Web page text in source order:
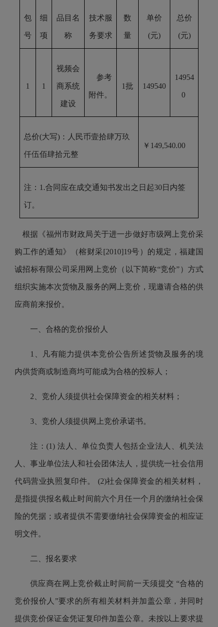
包
号
细
项
品目名
称
技术服
务要求
数
量
单价
(元)
总价
(元)
1 1
视频会
商系统
建设
参考
附件。
1批 149540
14954
0
总价(大写)：人民币壹拾肆万玖
仟伍佰肆拾元整
￥ 149,540.00
注： 1.合同应在成交通知书发出之日起30日内签
订。
根据 《福州市财政局关于进一步做好市级网上竞价采
购工作的通知》 （榕财采[2010]19号）的规定，福建国
诚招标有限公司采用网上竞价（以下简称“竞价”）方式
组织实施本次货物及服务的网上竞价 ，现邀请合格的供
应商前来报价。
一、合格的竞价报价人
1、 凡有能力提供本竞价公告所述货物及服务的境
内供货商或制造商均可能成为合格的投标人；
2、 竞价 人须提供社会保障资金的相关材料；
3、 竞价 人须提供网上竞价承诺书。
注：(1) 法人、单位负责人包括企业法人、机关法
人、事业单位法人和社会团体法人，提供统一社会信用
代码营业执照复印件。 (2)社会保障资金的相关材料，
是指提供报名截止时间前六个月任一个月的缴纳社会保
险的凭据；或者提供不需要缴纳社会保障资金的相应证
明文件。
二、报名要求
供应商在网上竞价截止时间前一天须提交 “合格的
竞价报价人 ”要求的所有相关材料并加盖公章，并同时
提供竞价保证金凭证复印件加盖公章。 未按以上要求提